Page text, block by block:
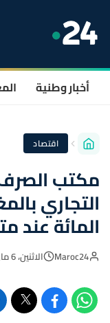
أخبار وطنية
اقتصاد
مكتب
المائة عند
Maroc24 الاثنين، 6 ماي 2024 - 13:23